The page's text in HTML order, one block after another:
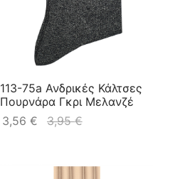
113-75a Ανδρικές Κάλτσες
Πουρνάρα Γκρι Μελανζέ
3,56 € 3,95€